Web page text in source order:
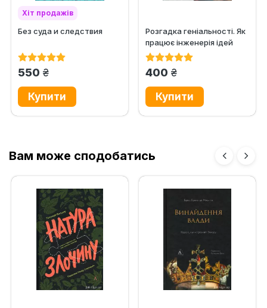
Хіт продажів
Без суда и следствия
550 грн.
Розгадка геніальності. Як
працює інженерія ідей
400 грн.
Вам може сподобатись